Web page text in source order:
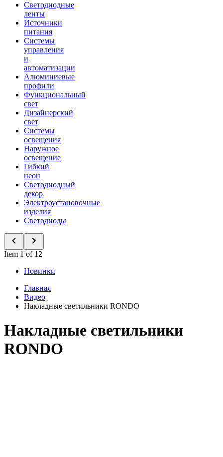
Светодиодные
ленты
Источники
питания
Системы
управления
и
автоматизации
Алюминиевые
профили
Функциональный
свет
Дизайнерский
свет
Системы
освещения
Наружное
освещение
Гибкий
неон
Светодиодный
декор
Электроустановочные
изделия
Светодиоды
Item 1 of 12
Новинки
Главная
Видео
Накладные светильники RONDO
Накладные светильники
RONDO